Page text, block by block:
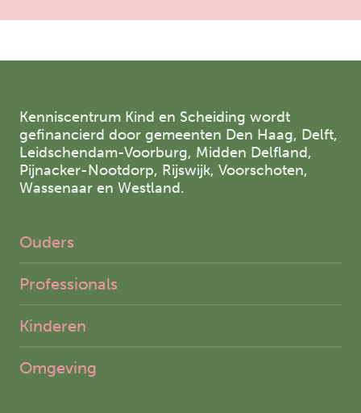
Kenniscentrum Kind en Scheiding wordt
gefinancierd door gemeenten Den Haag, Delft,
Leidschendam-Voorburg, Midden Delfland,
Pijnacker-Nootdorp, Rijswijk, Voorschoten,
Wassenaar en Westland.
Ouders
Professionals
Kinderen
Omgeving